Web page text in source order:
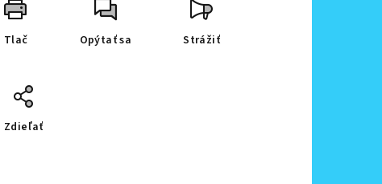
Tlač Opýtať sa Strážiť
Zdieľať